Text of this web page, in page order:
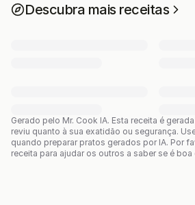
Descubra mais receitas
Gerado pelo Mr. Cook IA. Esta receita é
reviu quanto à sua exatidão ou segurança.
quando preparar pratos gerados por IA. Por
receita para ajudar os outros a saber se é boa